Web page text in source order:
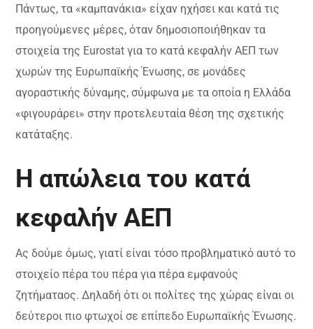
Πάντως, τα «καμπανάκια» είχαν ηχήσει και κατά τις
προηγούμενες μέρες, όταν δημοσιοποιήθηκαν τα
στοιχεία της Eurostat για το κατά κεφαλήν ΑΕΠ των
χωρών της Ευρωπαϊκής Ένωσης, σε μονάδες
αγοραστικής δύναμης, σύμφωνα με τα οποία η Ελλάδα
«φιγουράρει» στην προτελευταία θέση της σχετικής
κατάταξης.
Η απώλεια του κατά
κεφαλήν ΑΕΠ
Ας δούμε όμως, γιατί είναι τόσο προβληματικό αυτό το
στοιχείο πέρα του πέρα για πέρα εμφανούς
ζητήματαος. Δηλαδή ότι οι πολίτες της χώρας είναι οι
δεύτεροι πιο φτωχοί σε επίπεδο Ευρωπαϊκής Ένωσης.